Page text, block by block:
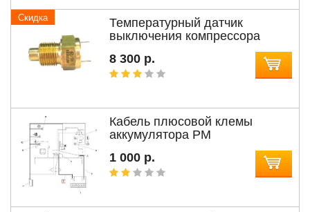
Скидка
Температурный датчик
выключения компрессора
8 300 р.
Кабель плюсовой клемы
аккумулятора РМ
1 000 р.